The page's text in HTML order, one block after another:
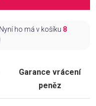
ho má v košíku 8
Garance vrácení
peněz